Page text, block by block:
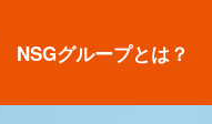
NSGグループとは？